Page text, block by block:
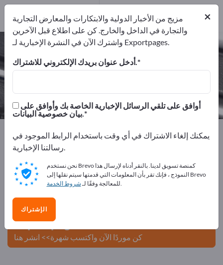
حفر – اعثر على الشركات المصنعة
والموردين
Exportpages أدوات الورشة أدوات معدنية حفر
أعلن مجانًا على Exportpages!
الاحتياجات – العروض – السلع المستعملة – جهات الاتصال
التجارية >> ابدأ من هنا
انشر شركتك ومنتجاتك على
Exportpages.
كن موردًا الآن واكتسب شهرة>> انشر هنا
×
مزيج من الأخبار الدولية والابتكارات والمعارض التجارية
والتجارة في الداخل والخارج. كن على اطلاع قبل الآخرين
واشترك الآن في النشرة الإخبارية لـ Exportpages.
أدخل عنوان بريدك الإلكتروني للاشتراك.
بيان خصوصية البيانات.
يمكنك إلغاء الاشتراك في أي وقت باستخدام الرابط الموجود في
رسالتنا الإخبارية.
نحن نستخدم Brevo كمنصة تسويق لدينا. بالنقر أدناه لإرسال هذا
النموذج ، فإنك تقر بأن المعلومات التي قدمتها سيتم نقلها إلى Brevo
للمعالجة وفقًا لـشروط الخدمة .
الإشتراك